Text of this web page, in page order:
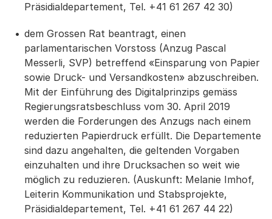
Präsidialdepartement, Tel. +41 61 267 42 30)
dem Grossen Rat beantragt, einen
parlamentarischen Vorstoss (Anzug Pascal
Messerli, SVP) betreffend «Einsparung von Papier
sowie Druck- und Versandkosten» abzuschreiben.
Mit der Einführung des Digitalprinzips gemäss
Regierungsratsbeschluss vom 30. April 2019
werden die Forderungen des Anzugs nach einem
reduzierten Papierdruck erfüllt. Die Departemente
sind dazu angehalten, die geltenden Vorgaben
einzuhalten und ihre Drucksachen so weit wie
möglich zu reduzieren. (Auskunft: Melanie Imhof,
Leiterin Kommunikation und Stabsprojekte,
Präsidialdepartement, Tel. +41 61 267 44 22)